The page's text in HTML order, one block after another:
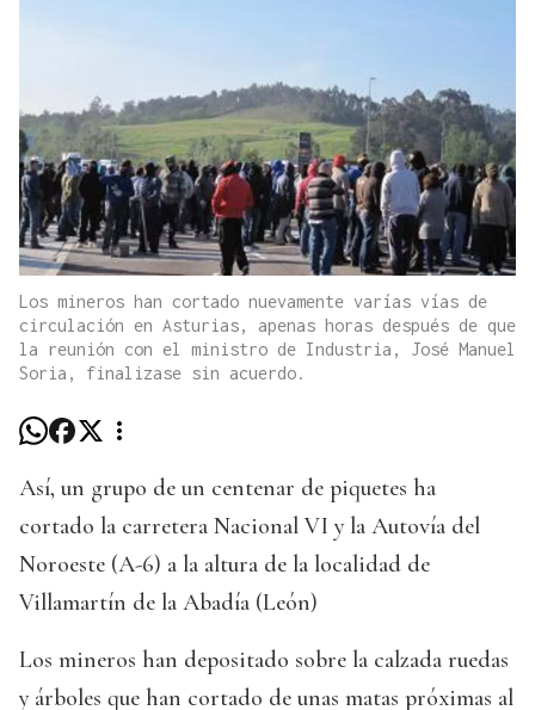
Los mineros han cortado nuevamente varías vías de
circulación en Asturias, apenas horas después de que
la reunión con el ministro de Industria, José Manuel
Soria, finalizase sin acuerdo.
Así, un grupo de un centenar de piquetes ha
cortado la carretera Nacional VI y la Autovía del
Noroeste (A-6) a la altura de la localidad de
Villamartín de la Abadía (León)
Los mineros han depositado sobre la calzada ruedas
y árboles que han cortado de unas matas próximas al